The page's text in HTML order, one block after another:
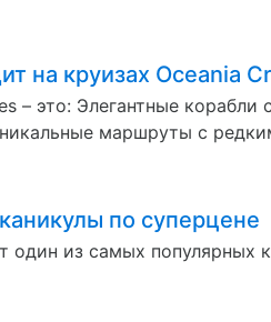
на круизах Oceania
– это: Элегантные
маршруты с
по суперцене
один из самых